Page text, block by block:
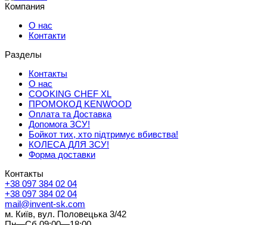
Компания
О нас
Контакти
Разделы
Контакты
О нас
COOKING CHEF XL
ПРОМОКОД KENWOOD
Оплата та Доставка
Допомога ЗСУ!
Бойкот тих, хто підтримує вбивства!
КОЛЕСА ДЛЯ ЗСУ!
Форма доставки
Контакты
+38 097 384 02 04
+38 097 384 02 04
mail@invent-sk.com
м. Київ, вул. Половецька 3/42